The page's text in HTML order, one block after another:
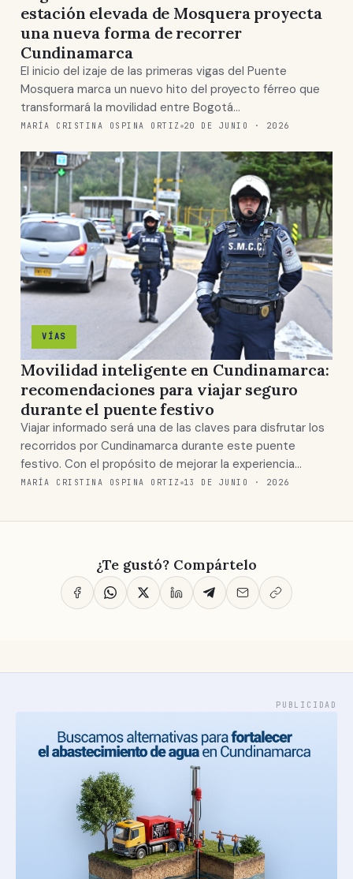
estación elevada de Mosquera proyecta
una nueva forma de recorrer
Cundinamarca
El inicio del izaje de las primeras vigas del Puente
Mosquera marca un nuevo hito del proyecto férreo que
transformará la movilidad entre Bogotá…
MARÍA CRISTINA OSPINA ORTIZ 20 DE JUNIO · 2026
VÍAS
Movilidad inteligente en Cundinamarca:
recomendaciones para viajar seguro
durante el puente festivo
Viajar informado será una de las claves para disfrutar los
recorridos por Cundinamarca durante este puente
festivo. Con el propósito de mejorar la experiencia…
MARÍA CRISTINA OSPINA ORTIZ 13 DE JUNIO · 2026
¿Te gustó? Compártelo
PUBLICIDAD